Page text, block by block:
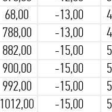
68,00 -13,00
788,00 -13,00
882,00 -15,00
900,00 -15,00
992,00 -15,00
1012,00 -15,00